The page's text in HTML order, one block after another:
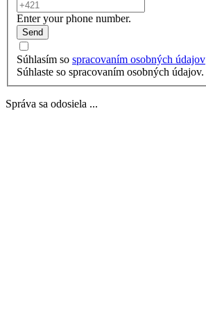
Enter your phone number.
Send
Súhlasím so spracovaním osobných údajov
Súhlaste so spracovaním osobných údajov.
Správa sa odosiela ...